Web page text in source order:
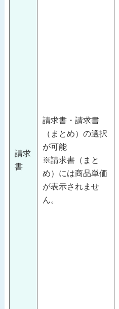
請求
書
請求書・請求書
（まとめ）の選択
が可能
※請求書（まと
め）には商品単価
が表示されませ
ん。